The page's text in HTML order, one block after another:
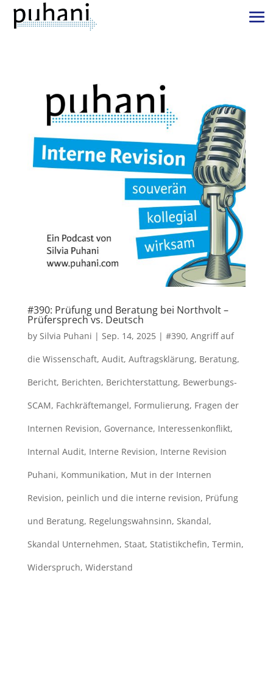
#390: Prüfung und Beratung bei Northvolt –
Prüfersprech vs. Deutsch
by Silvia Puhani | Sep. 14, 2025| #390, Angriff auf
die Wissenschaft, Audit, Auftragsklärung, Beratung,
Bericht, Berichten, Berichterstattung, Bewerbungs-
SCAM, Fachkräftemangel, Formulierung, Fragen der
Internen Revision, Governance, Interessenkonflikt,
Internal Audit, Interne Revision, Interne Revision
Puhani, Kommunikation, Mut in der Internen
Revision, peinlich und die interne revision, Prüfung
und Beratung, Regelungswahnsinn, Skandal,
Skandal Unternehmen, Staat, Statistikchefin, Termin,
Widerspruch, Widerstand